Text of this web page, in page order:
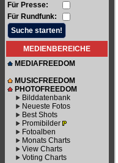
Für Presse:
Für Rundfunk:
MEDIENBEREICHE
MEDIAFREEDOM
MUSICFREEDOM
PHOTOFREEDOM
Bilddatenbank
Neueste Fotos
Best Shots
Promibilder
Fotoalben
Monats Charts
View Charts
Voting Charts